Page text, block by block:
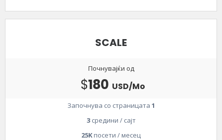
SCALE
Почнувајќи од
$180 USD/Mo
Започнува со страницата 1
3средини / сајт
25Kпосети / месец